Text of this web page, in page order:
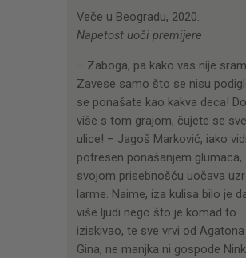
Veče u Beogradu, 2020.
Napetost uoči premijere
– Zaboga, pa kako vas nije
Zavese samo što se nisu
se ponašate kao kakva deca!
više s tom grajom, čujete se
ulice! – Jagoš Marković, iako
potresen ponašanjem glumaca,
svojom prisebnošću uočava
larme. Naime, iza kulisa bilo je
više ljudi nego što je komad to
iziskivao, te sve vrvi od Agatona
Gina, ne manjka ni gospode